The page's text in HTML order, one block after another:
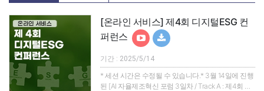
[온라인 서비스] 제4회 디지털ESG 컨
퍼런스
기간 : 2025/5/14
* 세션 시간은 수정될 수 있습니다.* 3월 14일에 진행
된 [AI 자율제조혁신 포럼 3일차 / Track A : 제4회 디